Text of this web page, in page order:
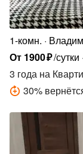
1-комн.
От 1900₽/сутки
3 года на
30%